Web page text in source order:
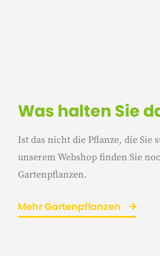
Was halten Sie
Ist das nicht die Pflanze, die Sie
unserem Webshop finden Sie
Gartenpflanzen.
Mehr Gartenpflanzen